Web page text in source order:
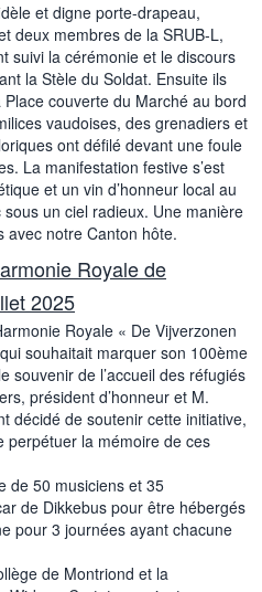
et digne porte-drapeau,
deux membres de la SRUB-L,
suivi la cérémonie et le discours
la Stèle du Soldat. Ensuite ils
couverte du Marché au bord
vaudoises, des grenadiers et
ont défilé devant une foule
La manifestation festive s’est
et un vin d’honneur local au
un ciel radieux. Une manière
avec notre Canton hôte.
Royale de
2025
Royale « De Vijverzonen
souhaitait marquer son 100ème
souvenir de l’accueil des réfugiés
président d’honneur et M.
décidé de soutenir cette initiative,
perpétuer la mémoire de ces
de 50 musiciens et 35
de Dikkebus pour être hébergés
pour 3 journées ayant chacune
de Montriond et la